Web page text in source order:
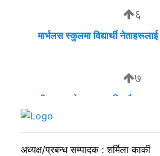
६
मार्भलस स्कुलमा विद्यार्थी
७
व्यवसायी मुन्दडाको घरमा एकाबिहानै
अध्यक्ष/प्रबन्ध सम्पादक : शर्मिला कार्की